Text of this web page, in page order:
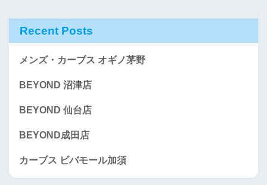
Recent Posts
メンズ・カーブス オギノ茅野
BEYOND 沼津店
BEYOND 仙台店
BEYOND成田店
カーブス ビバモール加須